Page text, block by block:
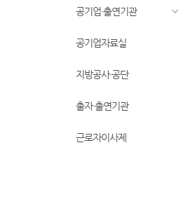
공기업·출연기관
공기업자료실
지방공사·공단
출자·출연기관
근로자이사제